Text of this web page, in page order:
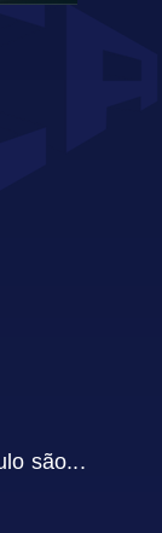
são...